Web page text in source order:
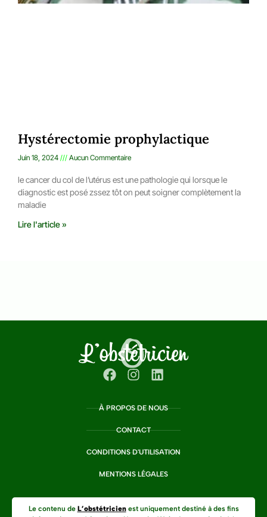
Hystérectomie prophylactique
Juin 18, 2024 Aucun Commentaire
le cancer du col de l’utérus est une pathologie qui lorsque le
diagnostic est posé zssez tôt on peut soigner complètement la
maladie
Lire l'article »
À PROPOS DE NOUS
CONTACT
CONDITIONS D'UTILISATION
MENTIONS LÉGALES
Le contenu de L’obstétricienest uniquement destiné à des fins